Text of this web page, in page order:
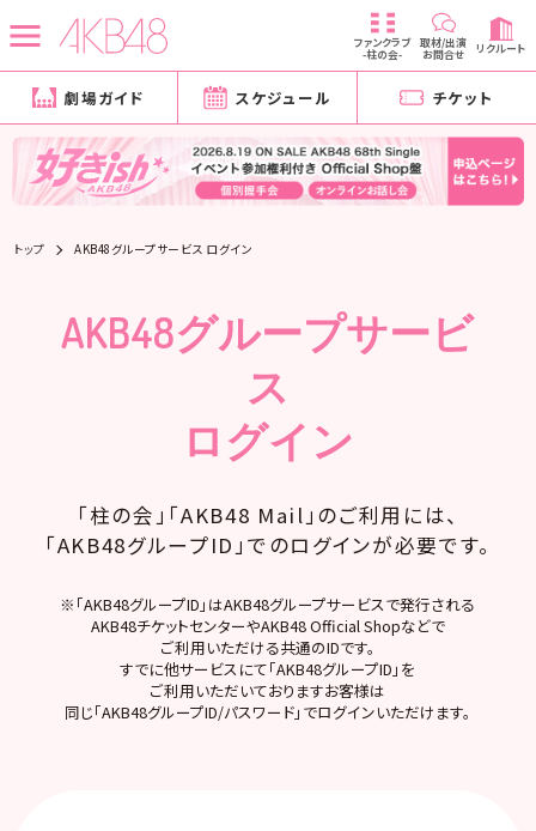
ファンクラブ
-柱の会-
取材/出演
お問合せ リクルート
劇場ガイド スケジュール チケット
トップ AKB48グループサービス ログイン
AKB48グループサービ
ス
ログイン
「柱の会」「AKB48 Mail」のご利用には、
「AKB48グループID」でのログインが必要です。
※「AKB48グループID」はAKB48グループサービスで発行される
AKB48チケットセンターやAKB48 Official Shopなどで
ご利用いただける共通のIDです。
すでに他サービスにて「AKB48グループID」を
ご利用いただいておりますお客様は
同じ「AKB48グループID/パスワード」でログインいただけます。